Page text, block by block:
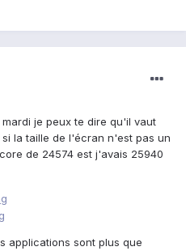
je peux te dire qu'il vaut
la taille de l'écran n'est pas un
de 24574 est j'avais 25940
applications sont plus que